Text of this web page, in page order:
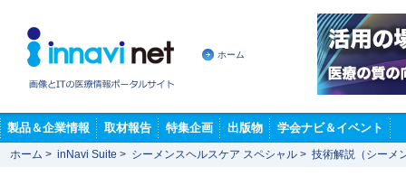
ホーム
製品＆企業情報 取材報告 特集企画 出版物 学会ナビ＆イベント
ホーム > inNavi Suite > シーメンスヘルスケア スペシャル > 技術解説（シーメ